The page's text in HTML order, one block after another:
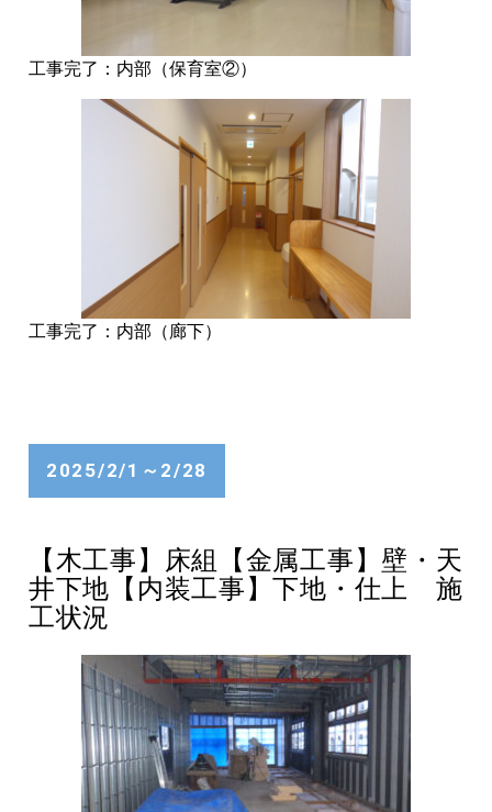
工事完了：内部（保育室②）
工事完了：内部（廊下）
2025/2/1～2/28
【木工事】床組【金属工事】壁・天
井下地【内装工事】下地・仕上 施
工状況